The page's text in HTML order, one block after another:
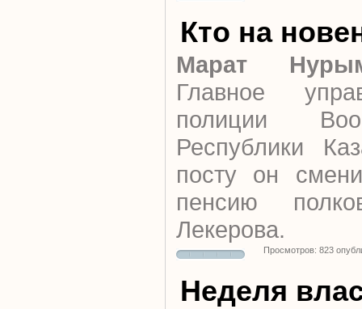
Кто на
Марат
Главное
полиции
Республики
посту он
пенсию
Лекерова.
Просмотров: 823
Неделя